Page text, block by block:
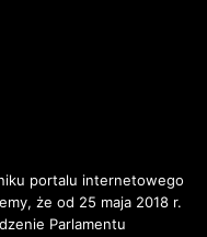
portalu internetowego
że od 25 maja 2018 r.
Parlamentu